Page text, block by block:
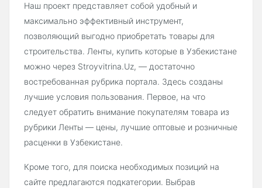
Наш проект представляет собой удобный и
максимально эффективный инструмент,
позволяющий выгодно приобретать товары для
строительства. Ленты, купить которые в Узбекистане
можно через Stroyvitrina.Uz, — достаточно
востребованная рубрика портала. Здесь созданы
лучшие условия пользования. Первое, на что
следует обратить внимание покупателям товара из
рубрики Ленты — цены, лучшие оптовые и розничные
расценки в Узбекистане.
Кроме того, для поиска необходимых позиций на
сайте предлагаются подкатегории. Выбрав